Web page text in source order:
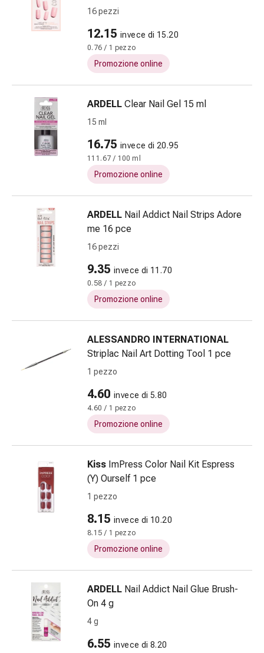
Occhi
e
orecchie
Dolore
all'orecchio
Igiene
dell'orecchio
Gocce
oftalmiche
oculare
Medicazioni
oftalmiche
Igiene
Influenza
e
raffreddore
tosse
gola
Influenza
Tosse
Inalatori
nasale
Fazzoletti
Raffreddore
e
circolazione
sanguigna
Calze
compressive
16 pezzi
12.15 invece di 15.20
0.76 / 1 pezzo
Promozione online
ARDELL Clear Nail Gel 15 ml
15 ml
16.75 invece di 20.95
111.67 / 100 ml
Promozione online
ARDELL Nail Addict Nail Strips Adore
me 16 pce
16 pezzi
9.35 invece di 11.70
0.58 / 1 pezzo
Promozione online
ALESSANDRO INTERNATIONAL
Striplac Nail Art Dotting Tool 1 pce
1 pezzo
4.60 invece di 5.80
4.60 / 1 pezzo
Promozione online
Kiss ImPress Color Nail Kit Espress
(Y) Ourself 1 pce
1 pezzo
8.15 invece di 10.20
8.15 / 1 pezzo
Promozione online
ARDELL Nail Addict Nail Glue Brush-
On 4 g
4 g
6.55 invece di 8.20